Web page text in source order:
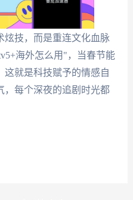
炫技，而是重连文化血脉
海外怎么用"，当春节能
这就是科技赋予的情感自
，每个深夜的追剧时光都